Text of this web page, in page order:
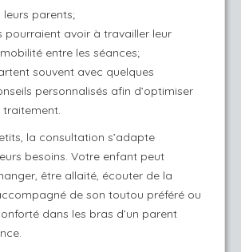
parents;
pourraient avoir à travailler leur
entre les séances;
souvent avec quelques
personnalisés afin d’optimiser
traitement.
la consultation s’adapte
besoins. Votre enfant peut
être allaité, écouter de la
de son toutou préféré ou
dans les bras d’un parent